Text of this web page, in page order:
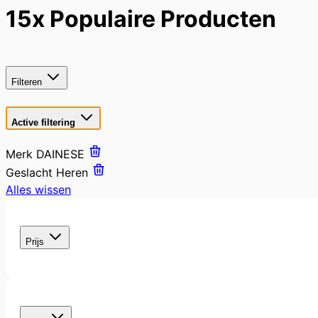
15x Populaire Producten
Filteren
Active filtering
Merk DAINESE
Geslacht Heren
Alles wissen
product
Prijs
filter
filter